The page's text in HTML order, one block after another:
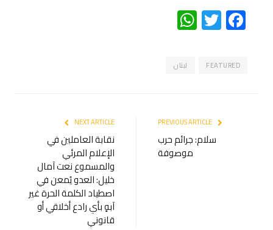
Facebook
Twitter
WhatsApp
FEATURED لبنان
سلام: جرائم حرب
موصوفة
NEXT ARTICLE
نقابة العاملين في
الإعلام المرئي
والمسموع نعت آمال
خليل: العدو يُمعن في
اصطياد الكلمة الحرة غير
آبهٍ بأي رادع أخلاقي أو
قانوني